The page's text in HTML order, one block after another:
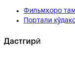
Фильмҳоро
Портали
Дастгирӣ